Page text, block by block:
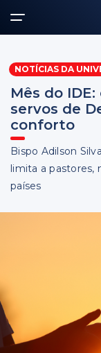
NOTÍCIAS DA
Mês do
servos de
conforto
Bispo Adilson
limita a pastores,
países